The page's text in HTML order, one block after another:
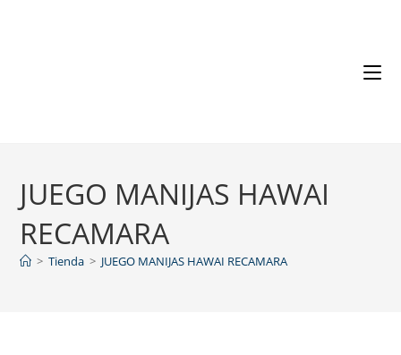
JUEGO MANIJAS HAWAI
RECAMARA
> Tienda > JUEGO MANIJAS HAWAI RECAMARA